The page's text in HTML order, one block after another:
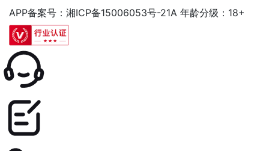
APP备案号：湘ICP备15006053号-21A 年龄分级：18+